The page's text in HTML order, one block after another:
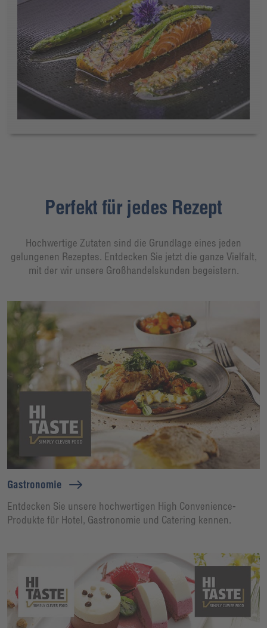
Perfekt für jedes Rezept
Hochwertige Zutaten sind die Grundlage eines jeden
gelungenen Rezeptes. Entdecken Sie jetzt die ganze Vielfalt,
mit der wir unsere Großhandelskunden begeistern.
Gastronomie
Entdecken Sie unsere hochwertigen High Convenience-
Produkte für Hotel, Gastronomie und Catering kennen.